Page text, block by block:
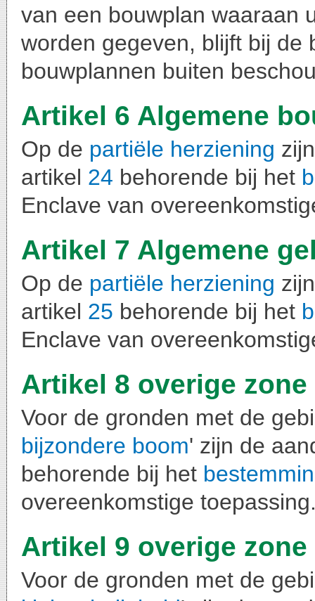
van een bouwplan waaraan
worden gegeven, blijft bij de
bouwplannen buiten
Artikel 6 Algemene
Op de partiële herziening
artikel 24 behorende bij het
Enclave van
Artikel 7 Algemene
Op de partiële herziening
artikel 25 behorende bij het
Enclave van
Artikel 8 overige
Voor de gronden met de
bijzondere boom' zijn de
behorende bij het
overeenkomstige
Artikel 9 overige
Voor de gronden met de